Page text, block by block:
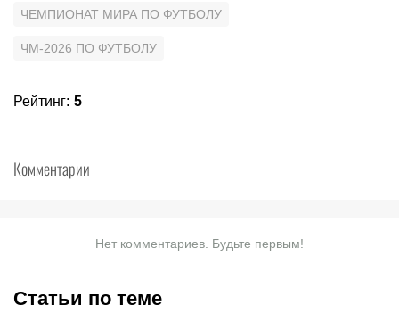
ЧЕМПИОНАТ МИРА ПО ФУТБОЛУ
ЧМ-2026 ПО ФУТБОЛУ
Рейтинг: 5
Комментарии
Нет комментариев. Будьте первым!
Статьи по теме